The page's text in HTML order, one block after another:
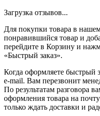
Загрузка отзывов...
Для покупки товара в
понравившийся товар и
перейдите в Корзину и
«Быстрый заказ».
Когда оформляете
e-mail. Вам перезвонит
По результатам разговора
оформления товара на
только ждать доставки и